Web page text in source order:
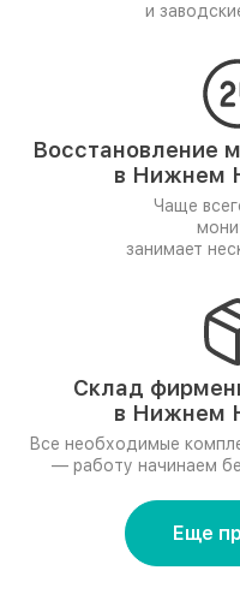
и
Восстановление
в Нижнем
Чаще
занимает
Склад
в Нижнем
Все необходимые
— работу начинаем
Еще